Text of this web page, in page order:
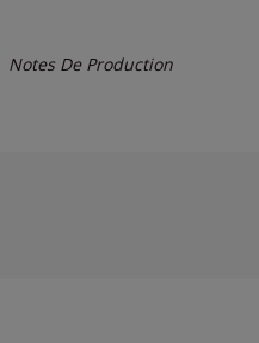
Notes De Production